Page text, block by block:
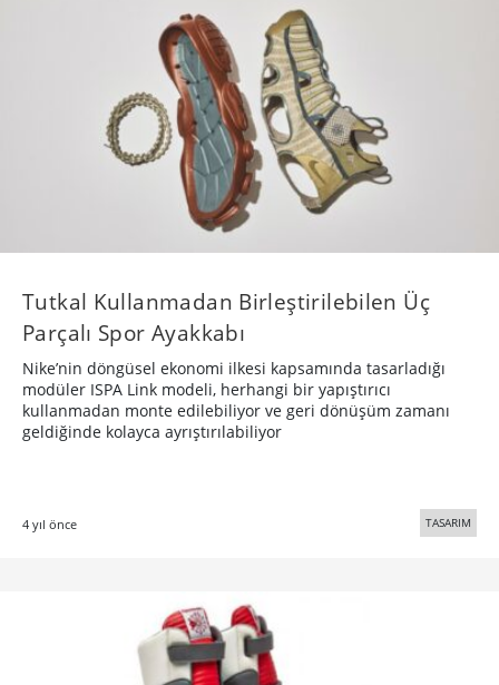
Tutkal Kullanmadan Birleştirilebilen Üç
Parçalı Spor Ayakkabı
Nike’nin döngüsel ekonomi ilkesi kapsamında tasarladığı
modüler ISPA Link modeli, herhangi bir yapıştırıcı
kullanmadan monte edilebiliyor ve geri dönüşüm zamanı
geldiğinde kolayca ayrıştırılabiliyor
4 yıl önce TASARIM